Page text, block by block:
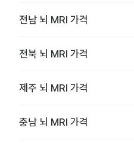
전남 뇌 MRI 가격
전북 뇌 MRI 가격
제주 뇌 MRI 가격
충남 뇌 MRI 가격